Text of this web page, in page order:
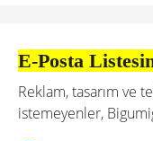
E-Posta
Reklam, tasarım ve
istemeyenler,